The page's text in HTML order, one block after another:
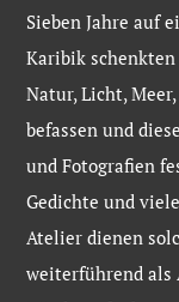
Sieben Jahre auf
Karibik
Natur, Licht,
befassen und
und Fotografien
Gedichte und
Atelier dienen
weiterführend als